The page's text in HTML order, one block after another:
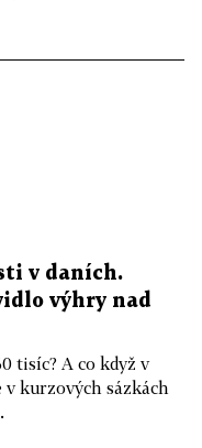
v daních.
výhry nad
tisíc? A co když v
kurzových sázkách